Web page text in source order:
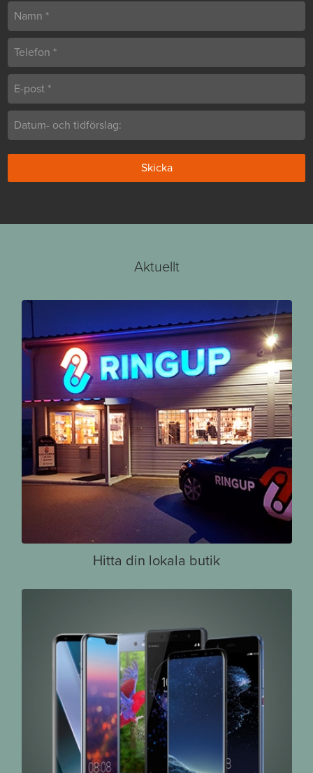
Aktuellt
Hitta din lokala butik